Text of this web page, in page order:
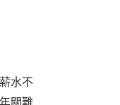
水不
關難